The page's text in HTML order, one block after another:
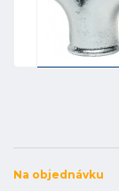
Na objednávku